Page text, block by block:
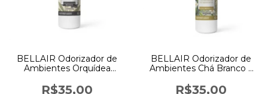
BELLAIR Odorizador de
Ambientes Orquídea
R$35,00
BELLAIR Odorizador de
Ambientes Chá Branco –
R$35,00